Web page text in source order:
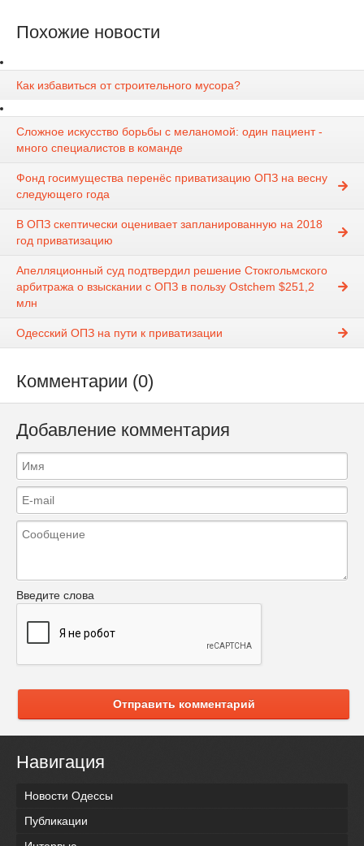
Похожие новости
Как избавиться от строительного мусора?
Сложное искусство борьбы с меланомой: один пациент -
много специалистов в команде
Фонд госимущества перенёс приватизацию ОПЗ на весну
следующего года
В ОПЗ скептически оценивает запланированную на 2018
год приватизацию
Апелляционный суд подтвердил решение Стокгольмского
арбитража о взыскании с ОПЗ в пользу Ostchem $251,2
млн
Одесский ОПЗ на пути к приватизации
Комментарии (0)
Добавление комментария
Введите слова
Отправить комментарий
Навигация
Новости Одессы
Публикации